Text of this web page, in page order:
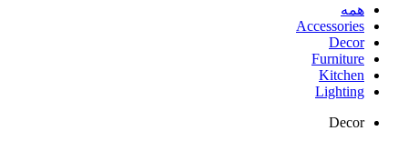
همه
Accessories
Decor
Furniture
Kitchen
Lighting
Decor